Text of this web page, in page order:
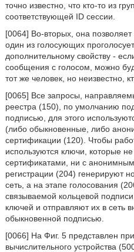
точно известно, что кто-то из
соответствующей ID сессии.
[0064] Во-вторых, она позволяет
один из голосующих
дополнительному свойству -
сообщения с голосом, можно
тот же человек, но неизвестно,
[0065] Все запросы,
реестра (150), по умолчанию
подписью, для этого
(либо обыкновенные, либо
сертификации (120). Чтобы
используются ключи, которые
сертификатами, ни с
регистрации (204) генерируют
сеть, а на этапе голосования
связываемой кольцевой
ключей и отправляют их в сеть
обыкновенной подписью.
[0066] На Фиг. 5 представлен
вычислительного устройства